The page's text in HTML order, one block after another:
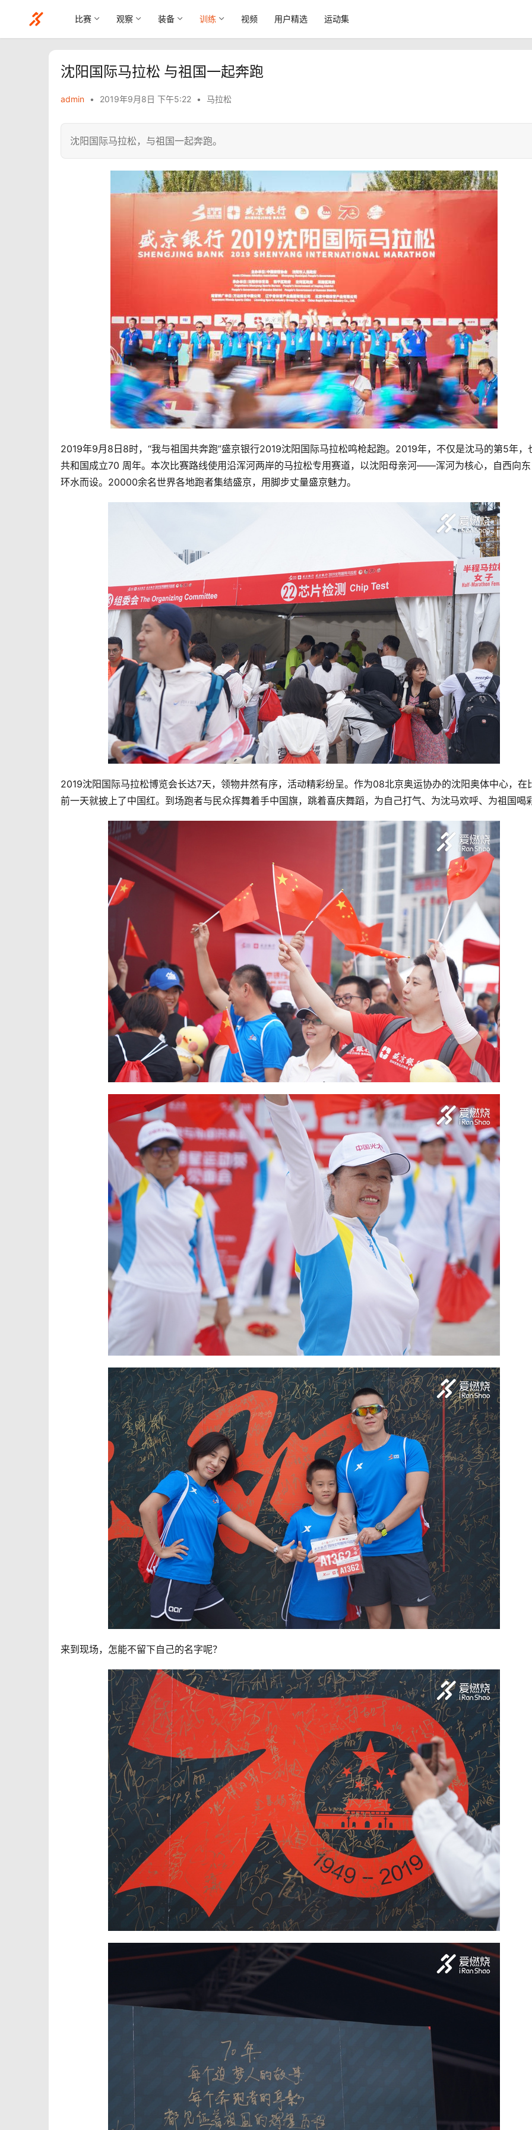
比赛 观察 装备 训练 视频 用户精选 运动集
沈阳国际马拉松 与祖国一起奔跑
admin • 2019年9月8日 下午5:22 • 马拉松
沈阳国际马拉松，与祖国一起奔跑。
2019年9月8日8时，“我与祖国共奔跑”盛京银行2019沈阳国际马拉松鸣枪起跑。2019年，不仅是沈马的第5年，
共和国成立70 周年。本次比赛路线使用沿浑河两岸的马拉松专用赛道，以沈阳母亲河——浑河为核心，自西向
环水而设。20000余名世界各地跑者集结盛京，用脚步丈量盛京魅力。
2019沈阳国际马拉松博览会长达7天，领物井然有序，活动精彩纷呈。作为08北京奥运协办的沈阳奥体中心，在
前一天就披上了中国红。到场跑者与民众挥舞着手中国旗，跳着喜庆舞蹈，为自己打气、为沈马欢呼、为祖国喝
来到现场，怎能不留下自己的名字呢？